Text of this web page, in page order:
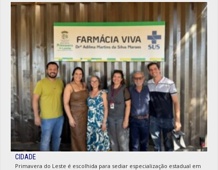
CIDADE
Primavera do Leste é escolhida para sediar especialização estadual em